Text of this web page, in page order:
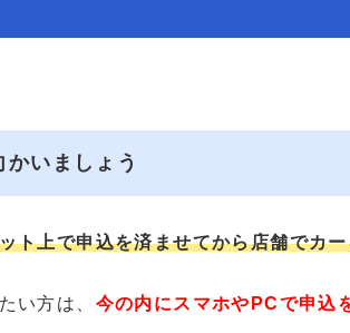
いましょう
ト上で申込を済ませてから店舗でカ
い方は、 今の内にスマホやPCで申込